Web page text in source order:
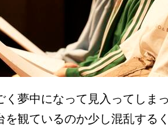
く夢中になって見入ってしま
を観ているのか少し混乱する